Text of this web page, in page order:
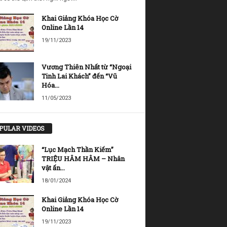
Khai Giảng Khóa Học Cờ
Online Lần 14
19/11/2023
Vương Thiên Nhất từ “Ngoại
Tinh Lai Khách” đến “Vũ
Hóa...
11/05/2023
VIDEOS
“Lục Mạch Thần Kiếm”
TRIỆU HÂM HÂM – Nhân
vật ấn...
18/01/2024
Khai Giảng Khóa Học Cờ
Online Lần 14
19/11/2023